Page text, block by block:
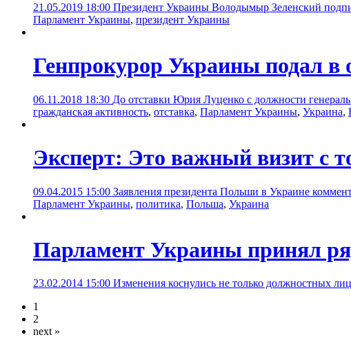
21.05.2019 18:00 Президент Украины Володымыр Зеленский
Парламент Украины, президент Украины
Генпрокурор Украины подал в
06.11.2018 18:30 До отставки Юрия Луценко с должности
гражданская активность, отставка, Парламент Украины, Украина,
Эксперт: Это важный визит с
09.04.2015 15:00 Заявления президента Польши в Украине
Парламент Украины, политика, Польша, Украина
Парламент Украины принял
23.02.2014 15:00 Изменения коснулись не только должностных
1
2
next »